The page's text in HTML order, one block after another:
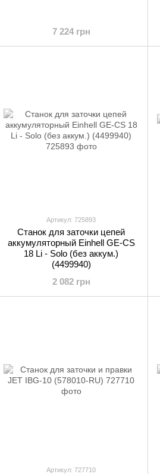
7 224 грн
Артикул: 725893
Станок для заточки цепей
аккумуляторный Einhell GE-CS
18 Li - Solo (без аккум.)
(4499940)
2 082 грн
Артикул: 727710